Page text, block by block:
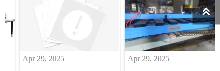
29, 2025 Apr 29, 2025
